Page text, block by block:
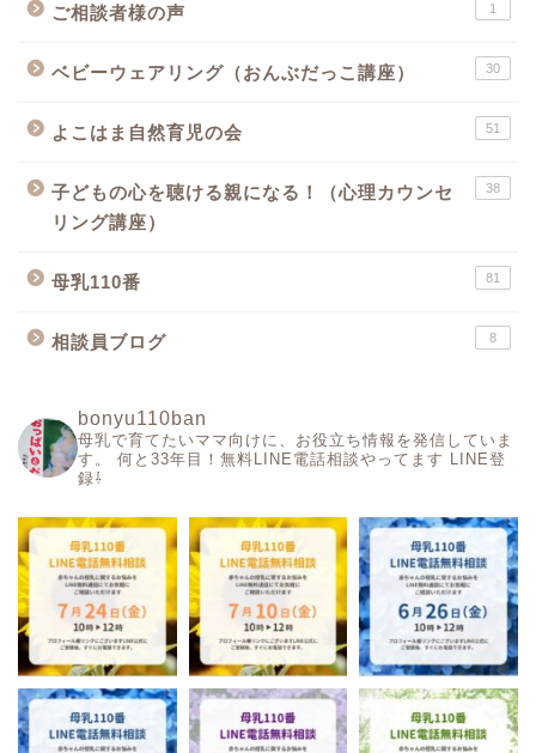
ご相談者様の声 1
ベビーウェアリング（おんぶだっこ講座） 30
よこはま自然育児の会 51
子どもの心を聴ける親になる！（心理カウンセ
リング講座）
38
母乳110番 81
相談員ブログ 8
bonyu110ban
母乳で育てたいママ向けに、お役立ち情報を発信していま
す。
何と33年目！無料LINE電話相談やってます LINE登
録⇩